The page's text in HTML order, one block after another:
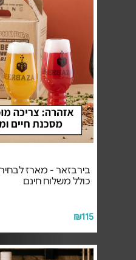
בירבזאר - מארז
כולל משלוח חינם
₪115